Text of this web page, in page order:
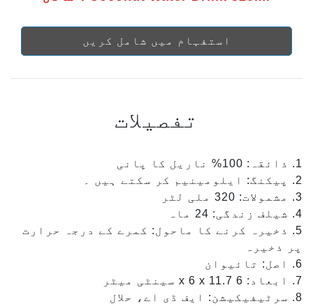
استفہام میں شامل کریں
تفصیلات
1. ذائقہ: 100% ناریل کا پانی
2. پیکنگ: ایلومینیم کر سکتے ہیں ۔
3. مشمولات: 320 ملی لٹر
4. شیلف زندگی: 24 ماہ
5. ذخیرہ کرنے کا ماحول: کمرے کے درجہ حرارت
پر ذخیرہ
6. اصل: تائیوان
7. ابعاد: 6 x 6 x 11.7 سینٹی میٹر
8. سرٹیفیکیشن: ایف ڈی اے، حلال